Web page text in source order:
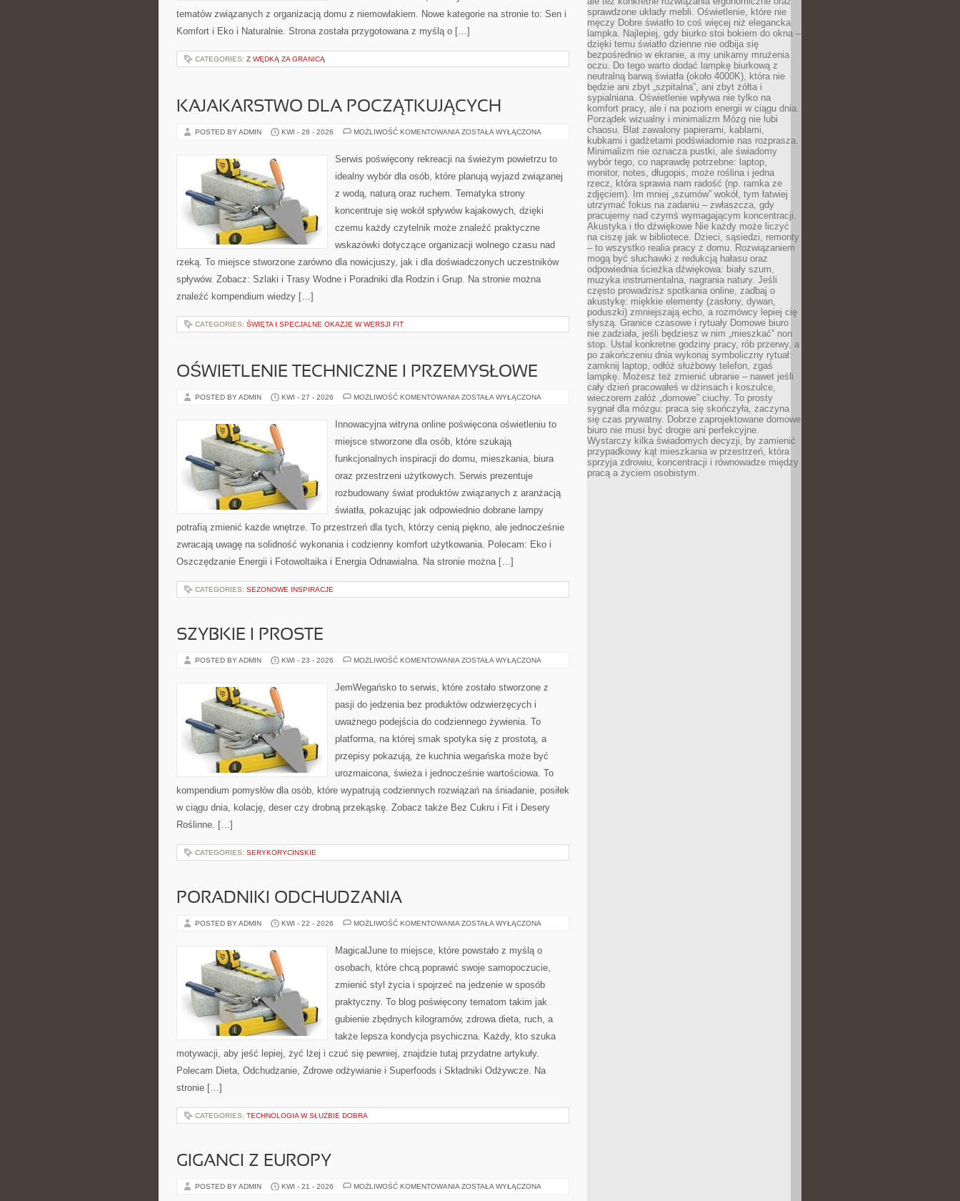
tematów związanych z organizacją domu z niemowlakiem. Nowe kategorie na stronie to: Sen i
Komfort i Eko i Naturalnie. Strona została przygotowana z myślą o […]
CATEGORIES: Z WĘDKĄ ZA GRANICĄ
KAJAKARSTWO DLA POCZĄTKUJĄCYCH
POSTED BY ADMIN KWI - 28 - 2026 MOŻLIWOŚĆ KOMENTOWANIA KAJAKARSTWO
ZOSTAŁA WYŁĄCZONA
Serwis poświęcony rekreacji na świeżym powietrzu to
idealny wybór dla osób, które planują wyjazd związanej
z wodą, naturą oraz ruchem. Tematyka strony
koncentruje się wokół spływów kajakowych, dzięki
czemu każdy czytelnik może znaleźć praktyczne
wskazówki dotyczące organizacji wolnego czasu nad
rzeką. To miejsce stworzone zarówno dla nowicjuszy, jak i dla doświadczonych uczestników
spływów. Zobacz: Szlaki i Trasy Wodne i Poradniki dla Rodzin i Grup. Na stronie można
znaleźć kompendium wiedzy […]
CATEGORIES: ŚWIĘTA I SPECJALNE OKAZJE W WERSJI FIT
OŚWIETLENIE TECHNICZNE I PRZEMYSŁOWE
POSTED BY ADMIN KWI - 27 - 2026 MOŻLIWOŚĆ KOMENTOWANIA OŚWIETLENIE
PRZEMYSŁOWE
ZOSTAŁA WYŁĄCZONA
Innowacyjna witryna online poświęcona oświetleniu to
miejsce stworzone dla osób, które szukają
funkcjonalnych inspiracji do domu, mieszkania, biura
oraz przestrzeni użytkowych. Serwis prezentuje
rozbudowany świat produktów związanych z aranżacją
światła, pokazując jak odpowiednio dobrane lampy
potrafią zmienić każde wnętrze. To przestrzeń dla tych, którzy cenią piękno, ale jednocześnie
zwracają uwagę na solidność wykonania i codzienny komfort użytkowania. Polecam: Eko i
Oszczędzanie Energii i Fotowoltaika i Energia Odnawialna. Na stronie można […]
CATEGORIES: SEZONOWE INSPIRACJE
SZYBKIE I PROSTE
POSTED BY ADMIN KWI - 23 - 2026 MOŻLIWOŚĆ KOMENTOWANIA SZYBKIE
ZOSTAŁA WYŁĄCZONA
JemWegańsko to serwis, które zostało stworzone z
pasji do jedzenia bez produktów odzwierzęcych i
uważnego podejścia do codziennego żywienia. To
platforma, na której smak spotyka się z prostotą, a
przepisy pokazują, że kuchnia wegańska może być
urozmaicona, świeża i jednocześnie wartościowa. To
kompendium pomysłów dla osób, które wypatrują codziennych rozwiązań na śniadanie, posiłek
w ciągu dnia, kolację, deser czy drobną przekąskę. Zobacz także Bez Cukru i Fit i Desery
Roślinne. […]
CATEGORIES: SERYKORYCINSKIE
PORADNIKI ODCHUDZANIA
POSTED BY ADMIN KWI - 22 - 2026 MOŻLIWOŚĆ KOMENTOWANIA PORADNIKI
ZOSTAŁA WYŁĄCZONA
MagicalJune to miejsce, które powstało z myślą o
osobach, które chcą poprawić swoje samopoczucie,
zmienić styl życia i spojrzeć na jedzenie w sposób
praktyczny. To blog poświęcony tematom takim jak
gubienie zbędnych kilogramów, zdrowa dieta, ruch, a
także lepsza kondycja psychiczna. Każdy, kto szuka
motywacji, aby jeść lepiej, żyć lżej i czuć się pewniej, znajdzie tutaj przydatne artykuły.
Polecam Dieta, Odchudzanie, Zdrowe odżywianie i Superfoods i Składniki Odżywcze. Na
stronie […]
CATEGORIES: TECHNOLOGIA W SŁUŻBIE DOBRA
GIGANCI Z EUROPY
POSTED BY ADMIN KWI - 21 - 2026 MOŻLIWOŚĆ KOMENTOWANIA GIGANCI
ZOSTAŁA WYŁĄCZONA
sprawdzone układy mebli. Oświetlenie, które nie
męczy Dobre światło to coś więcej niż elegancka
lampka. Najlepiej, gdy biurko stoi bokiem do okna –
dzięki temu światło dzienne nie odbija się
bezpośrednio w ekranie, a my unikamy mrużenia
oczu. Do tego warto dodać lampkę biurkową z
neutralną barwą światła (około 4000K), która nie
będzie ani zbyt „szpitalna”, ani zbyt żółta i
sypialniana. Oświetlenie wpływa nie tylko na
komfort pracy, ale i na poziom energii w ciągu dnia.
Porządek wizualny i minimalizm Mózg nie lubi
chaosu. Blat zawalony papierami, kablami,
kubkami i gadżetami podświadomie nas rozprasza.
Minimalizm nie oznacza pustki, ale świadomy
wybór tego, co naprawdę potrzebne: laptop,
monitor, notes, długopis, może roślina i jedna
rzecz, która sprawia nam radość (np. ramka ze
zdjęciem). Im mniej „szumów” wokół, tym łatwiej
utrzymać fokus na zadaniu – zwłaszcza, gdy
pracujemy nad czymś wymagającym koncentracji.
Akustyka i tło dźwiękowe Nie każdy może liczyć
na ciszę jak w bibliotece. Dzieci, sąsiedzi, remonty
– to wszystko realia pracy z domu. Rozwiązaniem
mogą być słuchawki z redukcją hałasu oraz
odpowiednia ścieżka dźwiękowa: biały szum,
muzyka instrumentalna, nagrania natury. Jeśli
często prowadzisz spotkania online, zadbaj o
akustykę: miękkie elementy (zasłony, dywan,
poduszki) zmniejszają echo, a rozmówcy lepiej cię
słyszą. Granice czasowe i rytuały Domowe biuro
nie zadziała, jeśli będziesz w nim „mieszkać” non
stop. Ustal konkretne godziny pracy, rób przerwy, a
po zakończeniu dnia wykonaj symboliczny rytuał:
zamknij laptop, odłóż służbowy telefon, zgaś
lampkę. Możesz też zmienić ubranie – nawet jeśli
cały dzień pracowałeś w dżinsach i koszulce,
wieczorem załóż „domowe” ciuchy. To prosty
sygnał dla mózgu: praca się skończyła, zaczyna
się czas prywatny. Dobrze zaprojektowane domowe
biuro nie musi być drogie ani perfekcyjne.
Wystarczy kilka świadomych decyzji, by zamienić
przypadkowy kąt mieszkania w przestrzeń, która
sprzyja zdrowiu, koncentracji i równowadze między
pracą a życiem osobistym.